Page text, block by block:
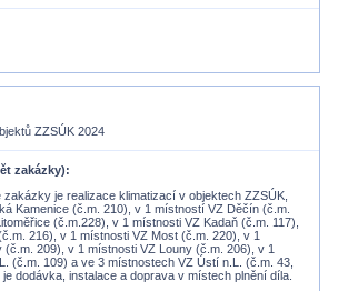
ZZSÚK 2024
zakázky)
zakázky je realizace klimatizací v objektech ZZSÚK,
Kamenice (č.m. 210), v 1 místností VZ Děčín (č.m.
(č.m.228), v 1 místnosti VZ Kadaň (č.m. 117),
216), v 1 místnosti VZ Most (č.m. 220), v 1
(č.m. 209), v 1 místnosti VZ Louny (č.m. 206), v 1
(č.m. 109) a ve 3 místnostech VZ Ústí n.L. (č.m. 43,
dodávka, instalace a doprava v místech plnění díla.